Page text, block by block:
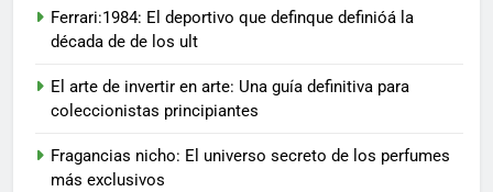
Ferrari:1984: El deportivo que definque definióá la
década de de los ult
El arte de invertir en arte: Una guía definitiva para
coleccionistas principiantes
Fragancias nicho: El universo secreto de los perfumes
más exclusivos